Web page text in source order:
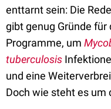
enttarnt sein: Die
gibt genug Gründe für
Programme, um
tuberculosis
und eine
Doch wie steht es um